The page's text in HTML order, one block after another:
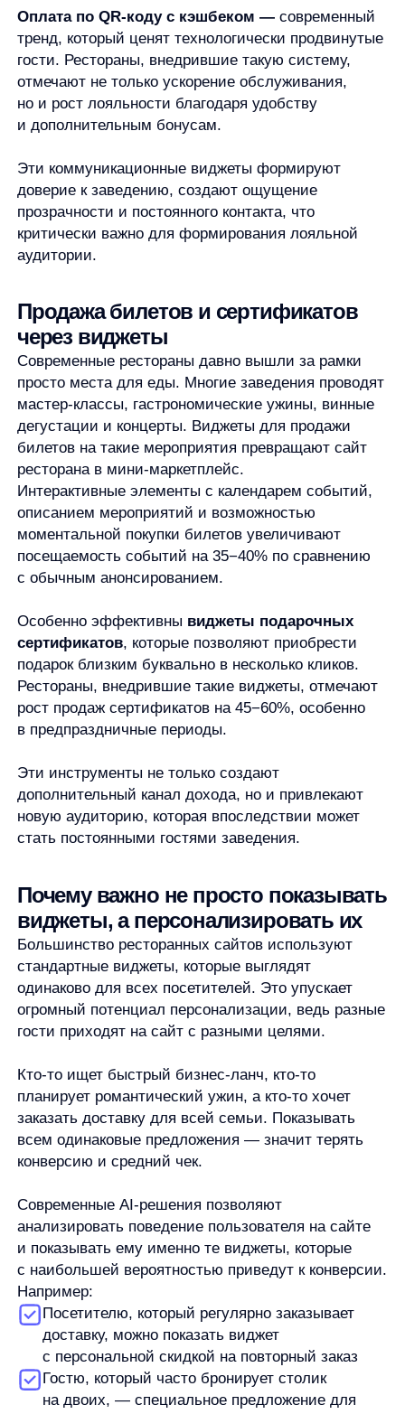
рост продаж сертификатов на 45−60%, особенно
в предпраздничные периоды.
Эти инструменты не только создают
дополнительный канал дохода, но и привлекают
новую аудиторию, которая впоследствии может
стать постоянными гостями заведения.
Почему важно не просто показывать
виджеты, а персонализировать их
Большинство ресторанных сайтов используют
стандартные виджеты, которые выглядят
одинаково для всех посетителей. Это упускает
Кто-то ищет быстрый бизнес-ланч, кто-то
планирует романтический ужин, а кто-то хочет
заказать доставку для всей семьи. Показывать
всем одинаковые предложения — значит терять
конверсию и средний чек.
Современные AI-решения позволяют
анализировать поведение пользователя на сайте
и показывать ему именно те виджеты, которые
с наибольшей вероятностью приведут к конверсии.
Например:
Посетителю, который регулярно заказывает
доставку, можно показать виджет
с персональной скидкой на повторный заказ
Гостю, который часто бронирует столик
романтического ужина
Пользователю, который интересовался
банкетным залом, — виджет с информацией
о проведении корпоративных мероприятий
По данным исследований, персонализированные
виджеты повышают конверсиюна 26−32%
по сравнению со стандартными, а средний чек
Any как решение для ресторанных
сайтов: AI-рекомендации (AnyRecs)
Компания Any, лидер в области AI-решений для
ресторанных сайтов. Эта система использует
пользователей и формирования
персонализированных рекомендаций.
Как работает AnyRecs:
Индивидуальные рекомендации
учитывают предыдущие заказы и
предпочтения гостя. Например, если
вегетарианские блюда, система предложит
ему новые позиции из этой категории.
Популярные товарыпомогают новым
показывая хиты и бестселлеры заведения.
Это особенно ценно для тех, кто впервые
Сопутствующие товары увеличивают
средний чек через кросс-селлы: к стейку —
бокал красного вина, к пасте — салат,
к десерту — кофе. Рестораны, внедрившие
такие рекомендации, отмечают рост
среднего чека на 12−17%.
Похожие товарыпомогают гостю найти
альтернативы, если выбранное блюдо
по каким-то причинам недоступно или
не подходит. Это снижает показатель
отказов и повышает удовлетворенность
клиентов.